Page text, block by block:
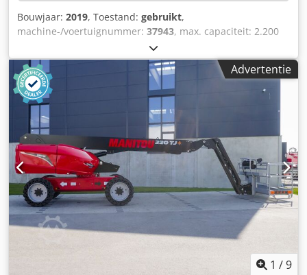
Bouwjaar: 2019, Toestand: gebruikt,
machine-/voertuignummer: 37943, max. capaciteit: 2.200
kN, werkbreedte: ca. 400 cm, automatisch verplaatsbare
aanslagen, automatische gereedschapswisselaar, 1 etage-
rolwagen met toebehoren. Dedpfxszqzake AbyjkrAdvertentie
1 /9